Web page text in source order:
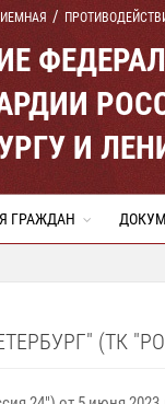
И
ГРАЖДАН
(ТК